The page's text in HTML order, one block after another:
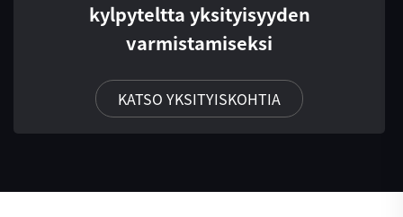
kylpyteltta yksityisyyden
varmistamiseksi
KATSO YKSITYISKOHTIA